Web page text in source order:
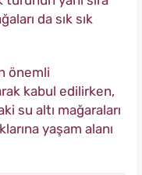
da sık sık
önemli
kabul edilirken,
su altı mağaraları
yaşam alanı